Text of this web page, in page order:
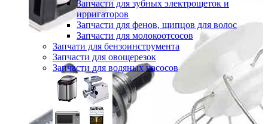
Запчасти для зубных электрощеток и
ирригаторов
Запчасти для фенов, щипцов для волос
Запчасти для молокоотсосов
Запчати для бензоинструмента
Запчасти для овощерезок
Запчасти для водяных насосов